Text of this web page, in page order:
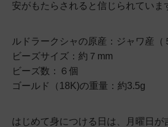
安がもたらされると信じられていま
ルドラークシャの原産：ジャワ産（
ビーズサイズ：約７mm
ビーズ数：６個
ゴールド（18K)の重量：約3.5g
はじめて身につける日は、月曜日が